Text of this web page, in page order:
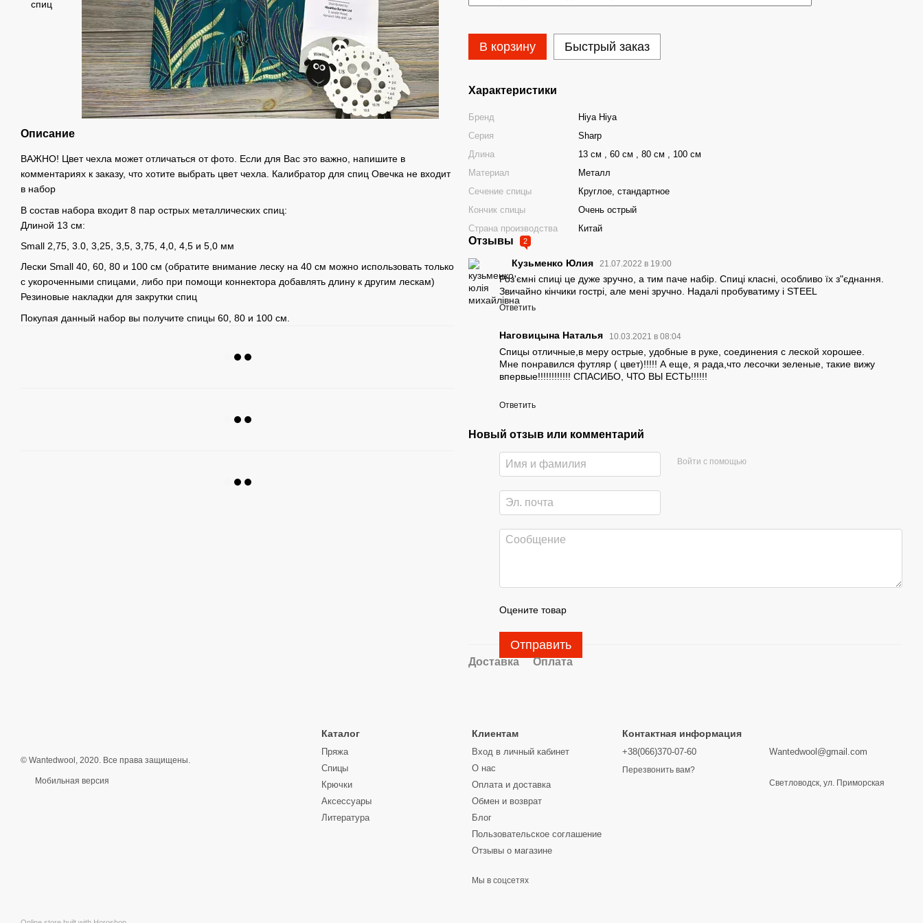
Описание
ВАЖНО! Цвет чехла может отличаться от фото. Если для Вас это важно, напишите в
комментариях к заказу, что хотите выбрать цвет чехла. Калибратор для спиц Овечка не входит
в набор
В состав набора входит 8 пар острых металлических спиц:
Длиной 13 см:
Small 2,75, 3.0, 3,25, 3,5, 3,75, 4,0, 4,5 и 5,0 мм
Лески Small 40, 60, 80 и 100 см (обратите внимание леску на 40 см можно использовать только
с укороченными спицами, либо при помощи коннектора добавлять длину к другим лескам)
Резиновые накладки для закрутки спиц
Покупая данный набор вы получите спицы 60, 80 и 100 см.
В корзину Быстрый заказ
Характеристики
Бренд
Hiya Hiya
Серия
Sharp
Длина
13 см , 60 см , 80 см , 100 см
Материал
Металл
Сечение спицы
Круглое, стандартное
Кончик спицы
Очень острый
Страна производства
Китай
Отзывы 2
Кузьменко Юлия 21.07.2022 в 19:00
Роз'ємні спиці це дуже зручно, а тим паче набір. Спиці класні, особливо їх з"єднання.
Звичайно кінчики гострі, але мені зручно. Надалі пробуватиму і STEEL
Ответить
Наговицына Наталья 10.03.2021 в 08:04
Спицы отличные,в меру острые, удобные в руке, соединения с леской хорошее.
Мне понравился футляр ( цвет)!!!!! А еще, я рада,что лесочки зеленые, такие вижу
впервые!!!!!!!!!!!! СПАСИБО, ЧТО ВЫ ЕСТЬ!!!!!!
Ответить
Новый отзыв или комментарий
Войти с помощью
Оцените товар
Отправить
Доставка Оплата
© Wantedwool, 2020. Все права защищены.
Мобильная версия
Каталог
Пряжа
Спицы
Крючки
Аксессуары
Литература
Клиентам
Вход в личный кабинет
О нас
Оплата и доставка
Обмен и возврат
Блог
Пользовательское соглашение
Отзывы о магазине
Мы в соцсетях
Контактная информация
+38(066)370-07-60
Перезвонить вам?
Wantedwool@gmail.com
Светловодск, ул. Приморская